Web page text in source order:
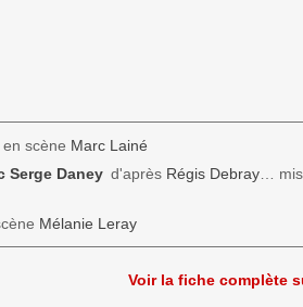
en scène Marc Lainé
Serge Daneyd'après Régis Debray…
Mélanie Leray
Voir la fiche complète